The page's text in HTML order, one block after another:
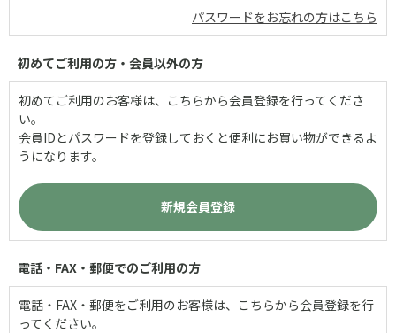
パスワードをお忘れの方はこちら
初めてご利用の方・会員以外の方
初めてご利用のお客様は、こちらから会員登録を行ってくださ
い。
会員IDとパスワードを登録しておくと便利にお買い物ができるよ
うになります。
電話・FAX・郵便でのご利用の方
電話・FAX・郵便をご利用のお客様は、こちらから会員登録を行
ってください。